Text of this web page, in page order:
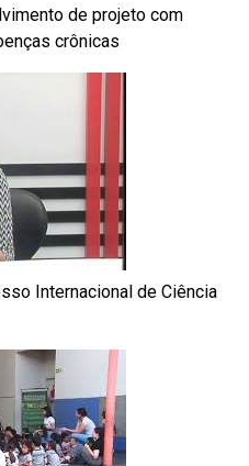
de projeto com
crônicas
Internacional de Ciência